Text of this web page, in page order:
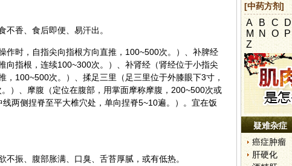
香、食后即便、易汗出。
作时，自指尖向指根方向直推，100~500次。）、补脾经
向指根，连续100~300次。）、补肾经（肾经位于小指尖
100~500次。）、揉足三里（足三里位于外膝眼下3寸，
）、摩腹（定位在腹部，用掌面摩称摩腹，200~500次或
两侧捏脊至平大椎穴处，单向捏脊5~10遍。）。宜在饭
振、腹部胀满、口臭、舌苔厚腻，或有低热。
[中药方剂]
A B C D
M N O P
Z
疑难杂症
癌症肿瘤
肝硬化